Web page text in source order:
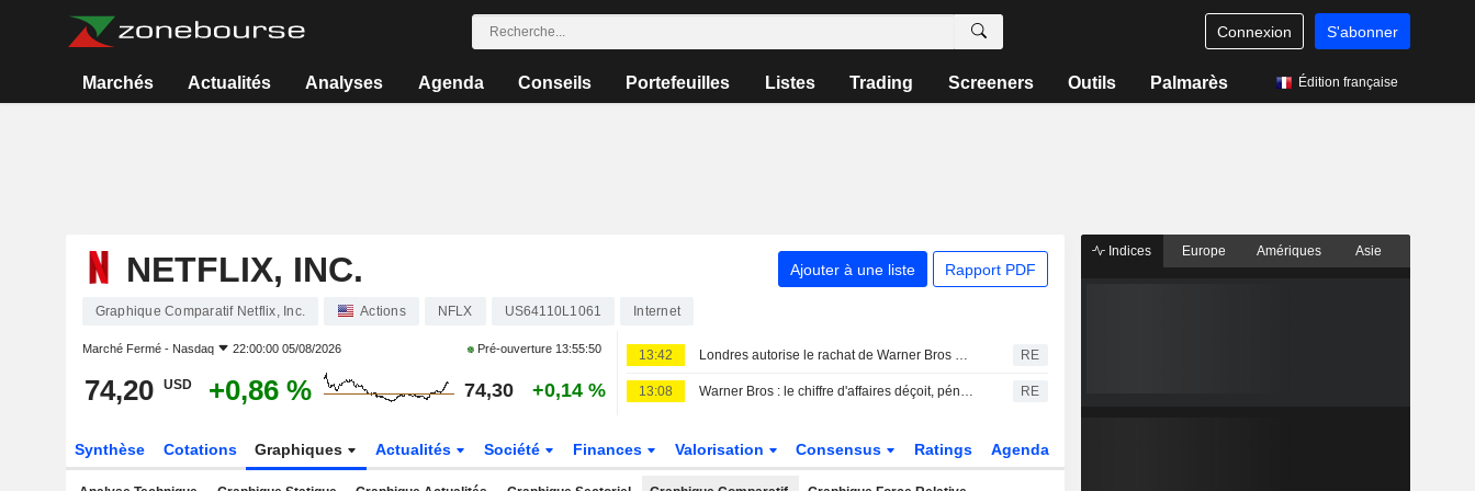
Connexion S'abonner
Marchés Actualités Analyses Agenda Conseils Portefeuilles Listes Trading Screeners Outils Palmarès Édition française
NETFLIX, INC. Ajouter à une liste Rapport PDF
Graphique Comparatif Netflix, Inc. Actions NFLX US64110L1061 Internet
Marché Fermé - Nasdaq 22:00:00 05/08/2026 Pré-ouverture 13:55:50
74,20 USD +0,86 % 74,30 +0,14 %
13:42 Londres autorise le rachat de Warner Bros par Paramount Skydance RE
13:08 Warner Bros : le chiffre d'affaires déçoit, pénalisé par la publicité et le box-office RE
Synthèse Cotations Graphiques Actualités Société Finances Valorisation Consensus Ratings Agenda
Indices Europe Amériques Asie